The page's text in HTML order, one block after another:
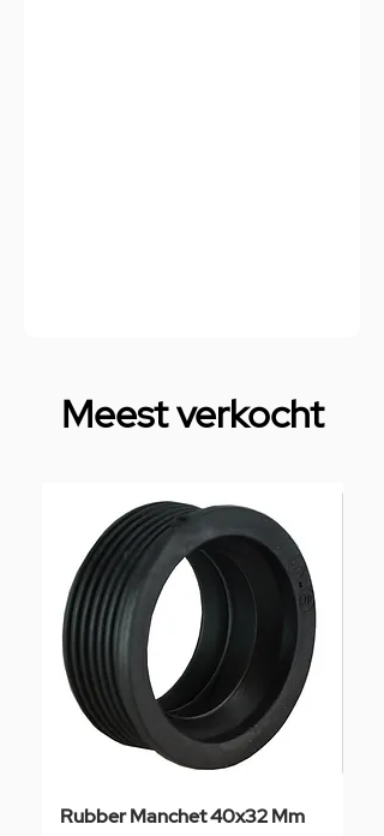
Meest verkocht
Rubber Manchet 40x32 Mm